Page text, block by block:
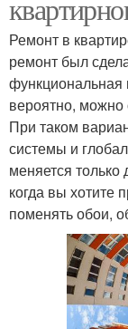
Ремонт в
ремонт был
функциональная
вероятно, можно
При таком
системы и
меняется
когда вы хотите
поменять обои,